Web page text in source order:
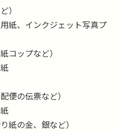
）
紙、インクジェット写真プ
コップなど）
便の伝票など）
紙の金、銀など）